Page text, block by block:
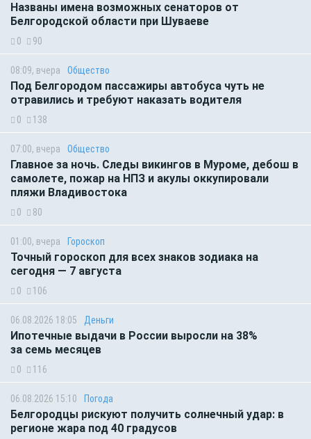
Названы имена возможных сенаторов от
Белгородской области при Шуваеве
0 90
08:09, вчера Общество
Под Белгородом пассажиры автобуса чуть не
отравились и требуют наказать водителя
0 138
07:00, вчера Общество
Главное за ночь. Следы викингов в Муроме, дебош в
самолете, пожар на НПЗ и акулы оккупировали
пляжи Владивостока
0 80
01:00, вчера Гороскоп
Точный гороскоп для всех знаков зодиака на
сегодня — 7 августа
0 106
06.08.2026 18:05 Деньги
Ипотечные выдачи в России выросли на 38%
за семь месяцев
0 116
06.08.2026 15:10 Погода
Белгородцы рискуют получить солнечный удар: в
регионе жара под 40 градусов